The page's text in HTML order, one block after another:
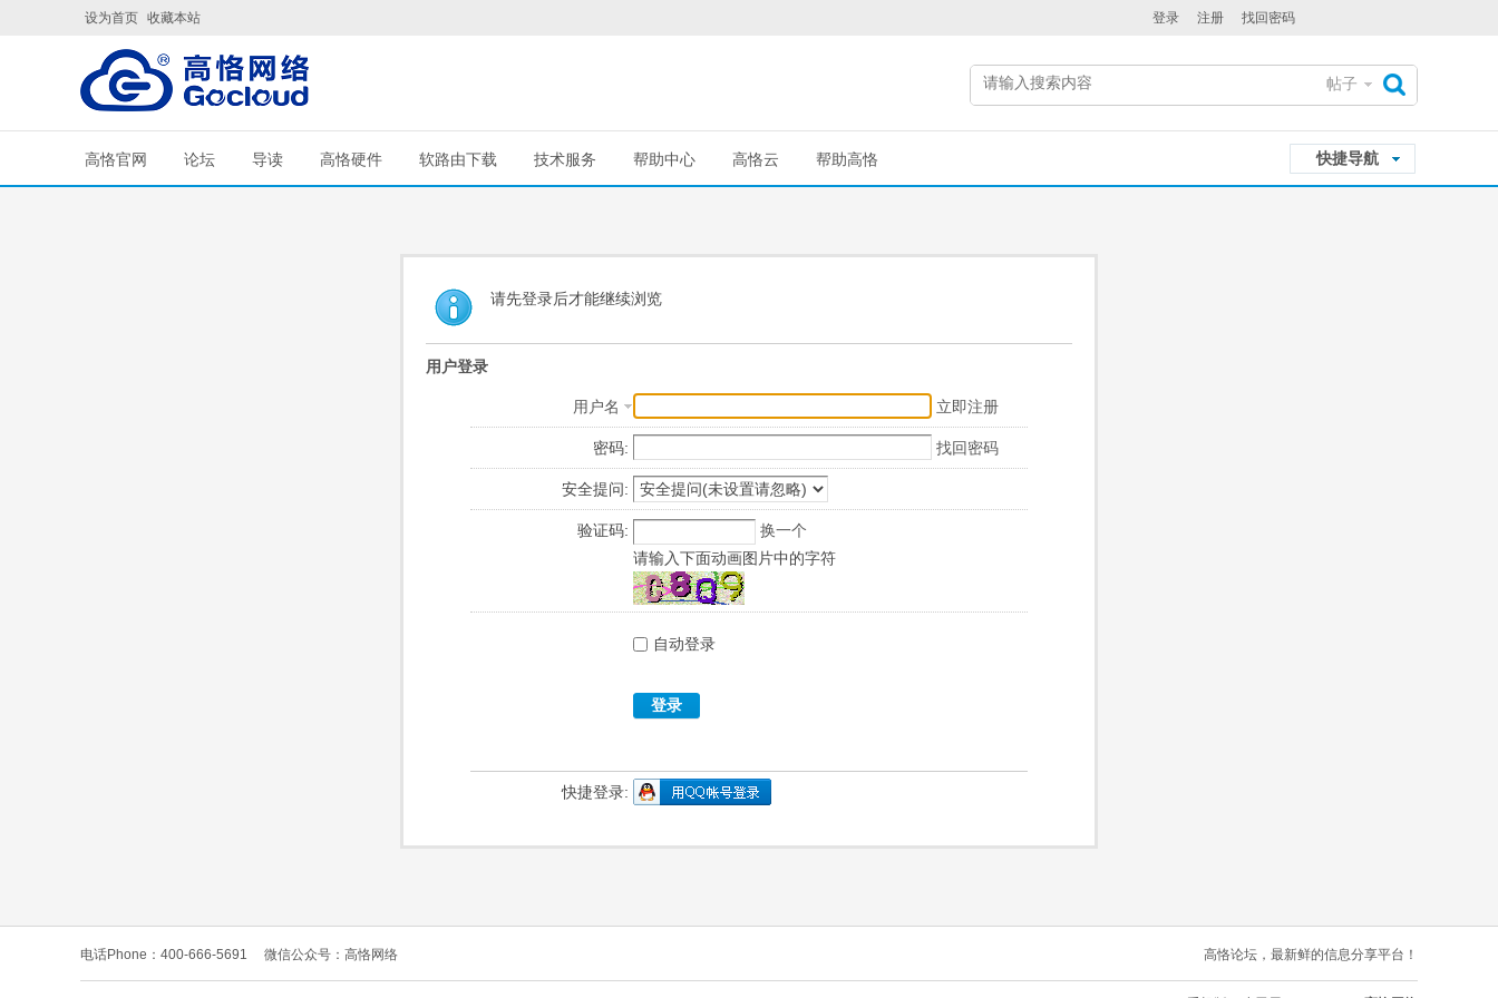
设为首页 收藏本站 登录 注册 找回密码
帖子
快捷导航
高恪官网 论坛 导读 高恪硬件 软路由下载 技术服务 帮助中心 高恪云 帮助高恪
请先登录后才能继续浏览
用户登录
用户名 立即注册
密码: 找回密码
安全提问:
验证码:
换一个
请输入下面动画图片中的字符
自动登录
登录
快捷登录:
电话Phone：400-666-5691 微信公众号：高恪网络 高恪论坛，最新鲜的信息分享平台！